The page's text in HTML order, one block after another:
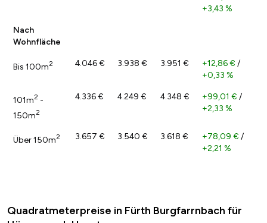
+3,43 %
Nach
Wohnfläche
Bis 100m2 4.046 € 3.938 € 3.951 € +12,86 € /
+0,33 %
101m2 -
150m2
4.336 € 4.249 € 4.348 € +99,01 € /
+2,33 %
Über 150m2 3.657 € 3.540 € 3.618 € +78,09 € /
+2,21 %
Quadratmeterpreise in Fürth Burgfarrnbach für